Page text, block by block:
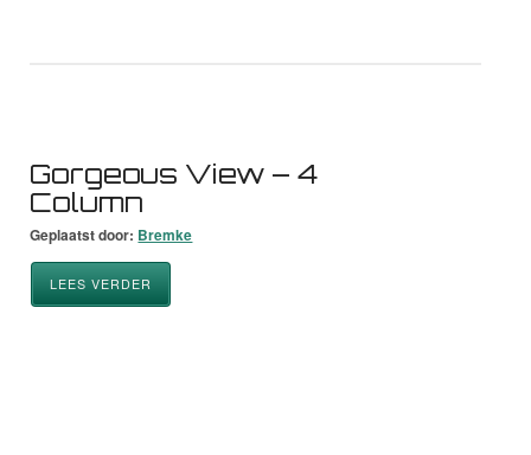
Gorgeous View – 4
Column
Geplaatst door: Bremke
LEES VERDER